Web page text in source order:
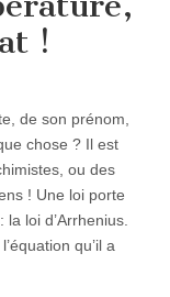
!
de son prénom,
chose ? Il est
ou des
! Une loi porte
loi d’Arrhenius.
qu’il a